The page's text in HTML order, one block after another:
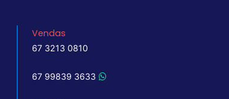
Vendas
67 3213 0810
67 99839 3633